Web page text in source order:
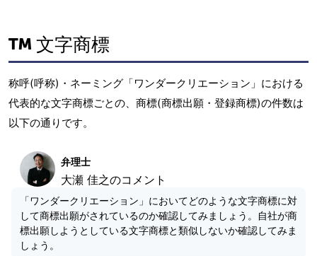
文字商標
称呼(呼称)・ネーミング「ワンダークリエーション」における
代表的な文字商標ごとの、商標(商標出願・登録商標)の件数は
以下の通りです。
弁理士
大瀬 佳之のコメント
「ワンダークリエーション」においてどのような文字商標に対
して商標出願がされているのか確認してみましょう。自社が商
標出願しようとしている文字商標と類似しないか確認してみま
しょう。